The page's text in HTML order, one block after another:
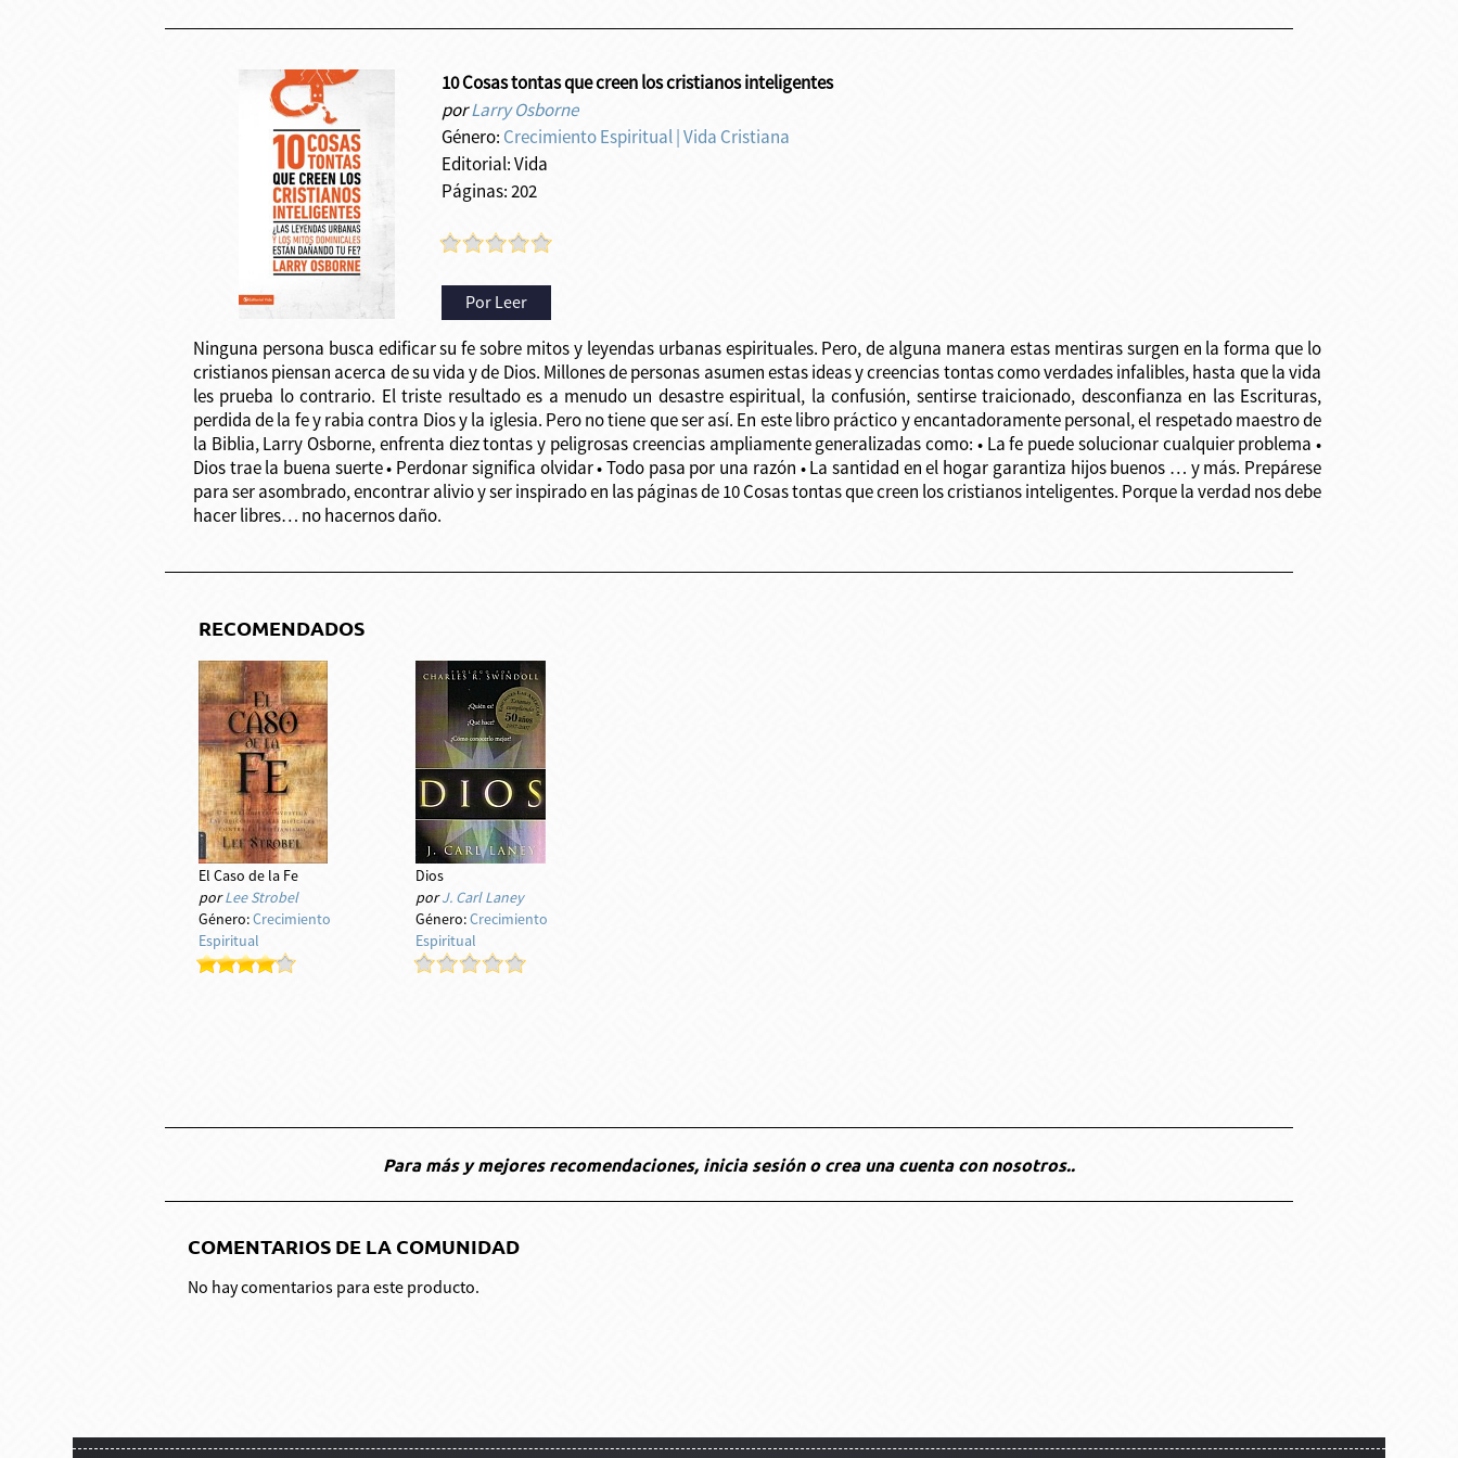
10 Cosas tontas que creen los cristianos inteligentes
porLarry Osborne
Género: Crecimiento Espiritual|Vida Cristiana
Editorial: Vida
Páginas: 202
Por Leer
Ninguna persona busca edificar su fe sobre mitos y leyendas urbanas espirituales. Pero, de alguna manera estas mentiras surgen en la forma que lo
cristianos piensan acerca de su vida y de Dios. Millones de personas asumen estas ideas y creencias tontas como verdades infalibles, hasta que la vida
les prueba lo contrario. El triste resultado es a menudo un desastre espiritual, la confusión, sentirse traicionado, desconfianza en las Escrituras,
perdida de la fe y rabia contra Dios y la iglesia. Pero no tiene que ser así. En este libro práctico y encantadoramente personal, el respetado maestro de
la Biblia, Larry Osborne, enfrenta diez tontas y peligrosas creencias ampliamente generalizadas como: • La fe puede solucionar cualquier problema •
Dios trae la buena suerte • Perdonar significa olvidar • Todo pasa por una razón • La santidad en el hogar garantiza hijos buenos … y más. Prepárese
para ser asombrado, encontrar alivio y ser inspirado en las páginas de 10 Cosas tontas que creen los cristianos inteligentes. Porque la verdad nos debe
hacer libres… no hacernos daño.
RECOMENDADOS
El Caso de la Fe
porLee Strobel
Género:Crecimiento
Espiritual
Dios
porJ. Carl Laney
Género:Crecimiento
Espiritual
Para más y mejores recomendaciones, inicia sesión o crea una cuenta con nosotros..
COMENTARIOS DE LA COMUNIDAD
No hay comentarios para este producto.